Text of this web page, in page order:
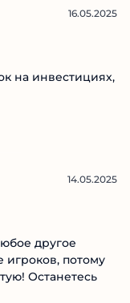
на
другое
советую!